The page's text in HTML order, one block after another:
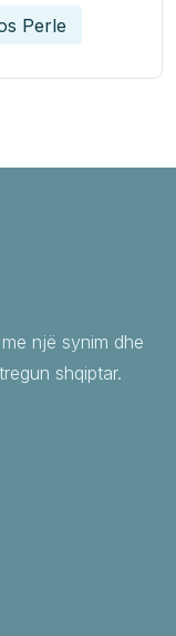
Perle
një synim dhe
shqiptar.